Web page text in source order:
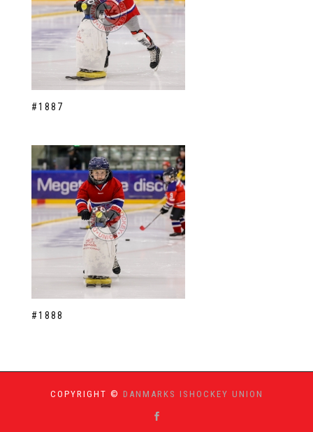
#1887
#1888
COPYRIGHT © DANMARKS ISHOCKEY UNION